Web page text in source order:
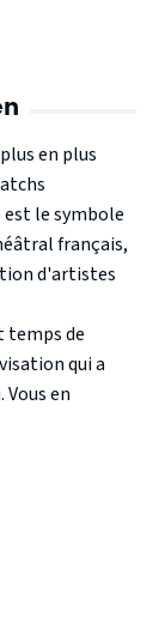
en plus
le symbole
français,
d'artistes
temps de
qui a
en